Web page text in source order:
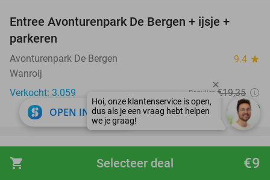
shopping_cart €9
Selecteer deal
Entree Avonturenpark De Bergen + ijsje +
parkeren
Avonturenpark De Bergen 9.4 star
Wanroij
Verkocht: 3.059
Regulier €19,35
€10
28%
favorite_border
Entree Pakawi Park
OPEN IN APP close